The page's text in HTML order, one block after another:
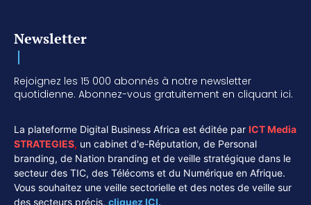
Newsletter
Rejoignez les 15 000 abonnés à notre newsletter
quotidienne. Abonnez-vous gratuitement en cliquant ici.
La plateforme Digital Business Africa est éditée par ICT Media
STRATEGIES, un cabinet d'e-Réputation, de Personal
branding, de Nation branding et de veille stratégique dans le
secteur des TIC, des Télécoms et du Numérique en Afrique.
Vous souhaitez une veille sectorielle et des notes de veille sur
des secteurs précis, cliquez ICI.